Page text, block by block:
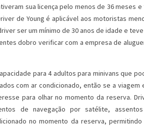
sua licença pelo menos de 36 meses e
de Young é aplicável aos motoristas
ser um mínimo de 30 anos de idade e teve
dobro verificar com a empresa de
para 4 adultos para minivans que
com ar condicionado, então se a viagem
para olhar no momento da reserva.
de navegação por satélite,
no momento da reserva, permitindo